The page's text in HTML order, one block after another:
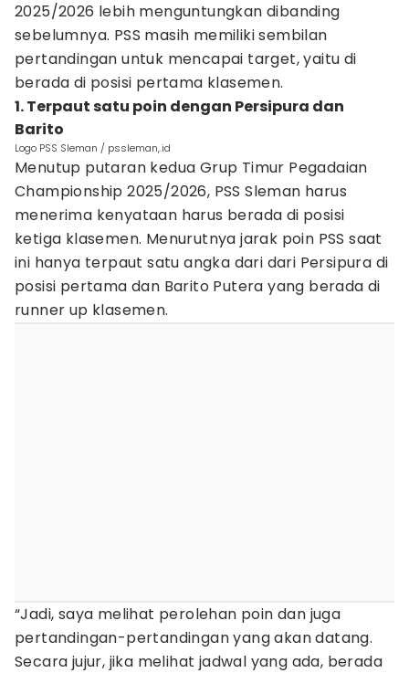
2025/2026 lebih menguntungkan dibanding
sebelumnya. PSS masih memiliki sembilan
pertandingan untuk mencapai target, yaitu di
berada di posisi pertama klasemen.
1. Terpaut satu poin dengan Persipura dan
Barito
Logo PSS Sleman / pssleman,.id
Menutup putaran kedua Grup Timur Pegadaian
Championship 2025/2026, PSS Sleman harus
menerima kenyataan harus berada di posisi
ketiga klasemen. Menurutnya jarak poin PSS saat
ini hanya terpaut satu angka dari dari Persipura di
posisi pertama dan Barito Putera yang berada di
runner up klasemen.
“Jadi, saya melihat perolehan poin dan juga
pertandingan-pertandingan yang akan datang.
Secara jujur, jika melihat jadwal yang ada, berada